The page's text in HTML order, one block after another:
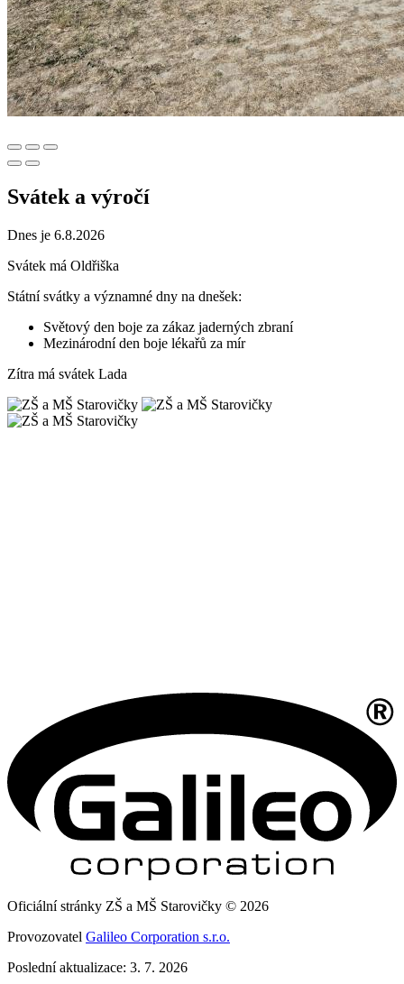
Svátek a výročí
Dnes je 6.8.2026
Svátek má Oldřiška
Státní svátky a významné dny na dnešek:
Světový den boje za zákaz jaderných zbraní
Mezinárodní den boje lékařů za mír
Zítra má svátek Lada
Oficiální stránky ZŠ a MŠ Starovičky © 2026
Provozovatel Galileo Corporation s.r.o.
Poslední aktualizace: 3. 7. 2026